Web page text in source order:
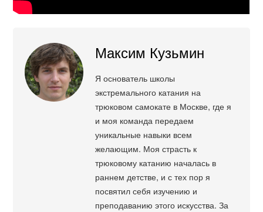
Максим Кузьмин
Я основатель школы
экстремального катания на
трюковом самокате в Москве, где я
и моя команда передаем
уникальные навыки всем
желающим. Моя страсть к
трюковому катанию началась в
раннем детстве, и с тех пор я
посвятил себя изучению и
преподаванию этого искусства. За